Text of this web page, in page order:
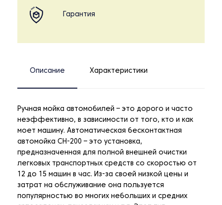
Гарантия
Описание Характеристики
Ручная мойка автомобилей – это дорого и часто
неэффективно, в зависимости от того, кто и как
моет машину. Автоматическая бесконтактная
автомойка CH-200 – это установка,
предназначенная для полной внешней очистки
легковых транспортных средств со скоростью от
12 до 15 машин в час. Из-за своей низкой цены и
затрат на обслуживание она пользуется
популярностью во многих небольших и средних